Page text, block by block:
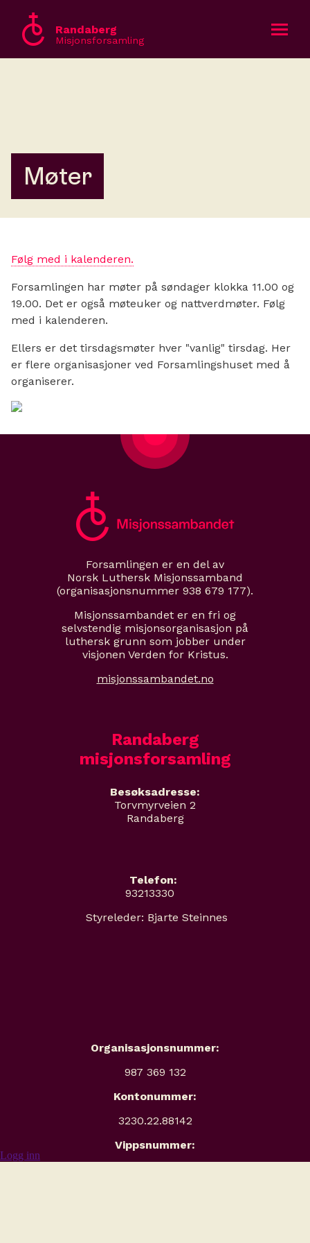
Randaberg
Misjonsforsamling
Kalender
Gi en gave
Møter
Følg med i kalenderen.
Forsamlingen har møter på søndager klokka 11.00 og
19.00. Det er også møteuker og nattverdmøter. Følg
med i kalenderen.
Ellers er det tirsdagsmøter hver "vanlig" tirsdag. Her
er flere organisasjoner ved Forsamlingshuset med å
organiserer.
Forsamlingen er en del av
Norsk Luthersk Misjonssamband
(organisasjonsnummer 938 679 177).
Misjonssambandet er en fri og
selvstendig misjonsorganisasjon på
luthersk grunn som jobber under
visjonen Verden for Kristus.
misjonssambandet.no
Randaberg
misjonsforsamling
Besøksadresse:
Torvmyrveien 2
Randaberg
Telefon:
93213330
Styreleder: Bjarte Steinnes
Organisasjonsnummer:
987 369 132
Kontonummer:
3230.22.88142
Vippsnummer:
Logg inn